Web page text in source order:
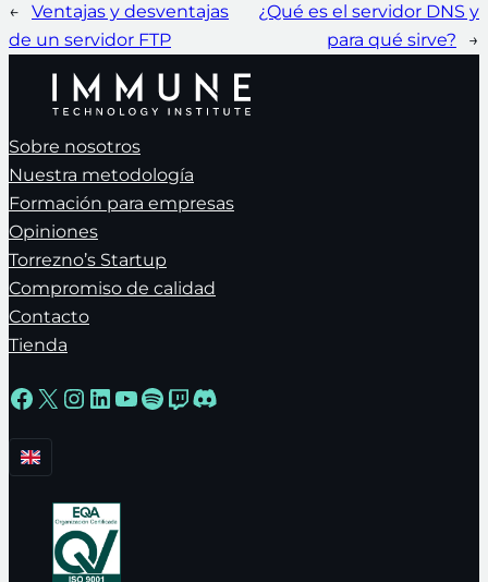
←
Ventajas y desventajas
de un servidor FTP
¿Qué es el servidor DNS y
para qué sirve?
→
Sobre nosotros
Nuestra metodología
Formación para empresas
Opiniones
Torrezno’s Startup
Compromiso de calidad
Contacto
Tienda
Facebook
X Instagram
LinkedIn
YouTube
Spotify
Twitch
Discord